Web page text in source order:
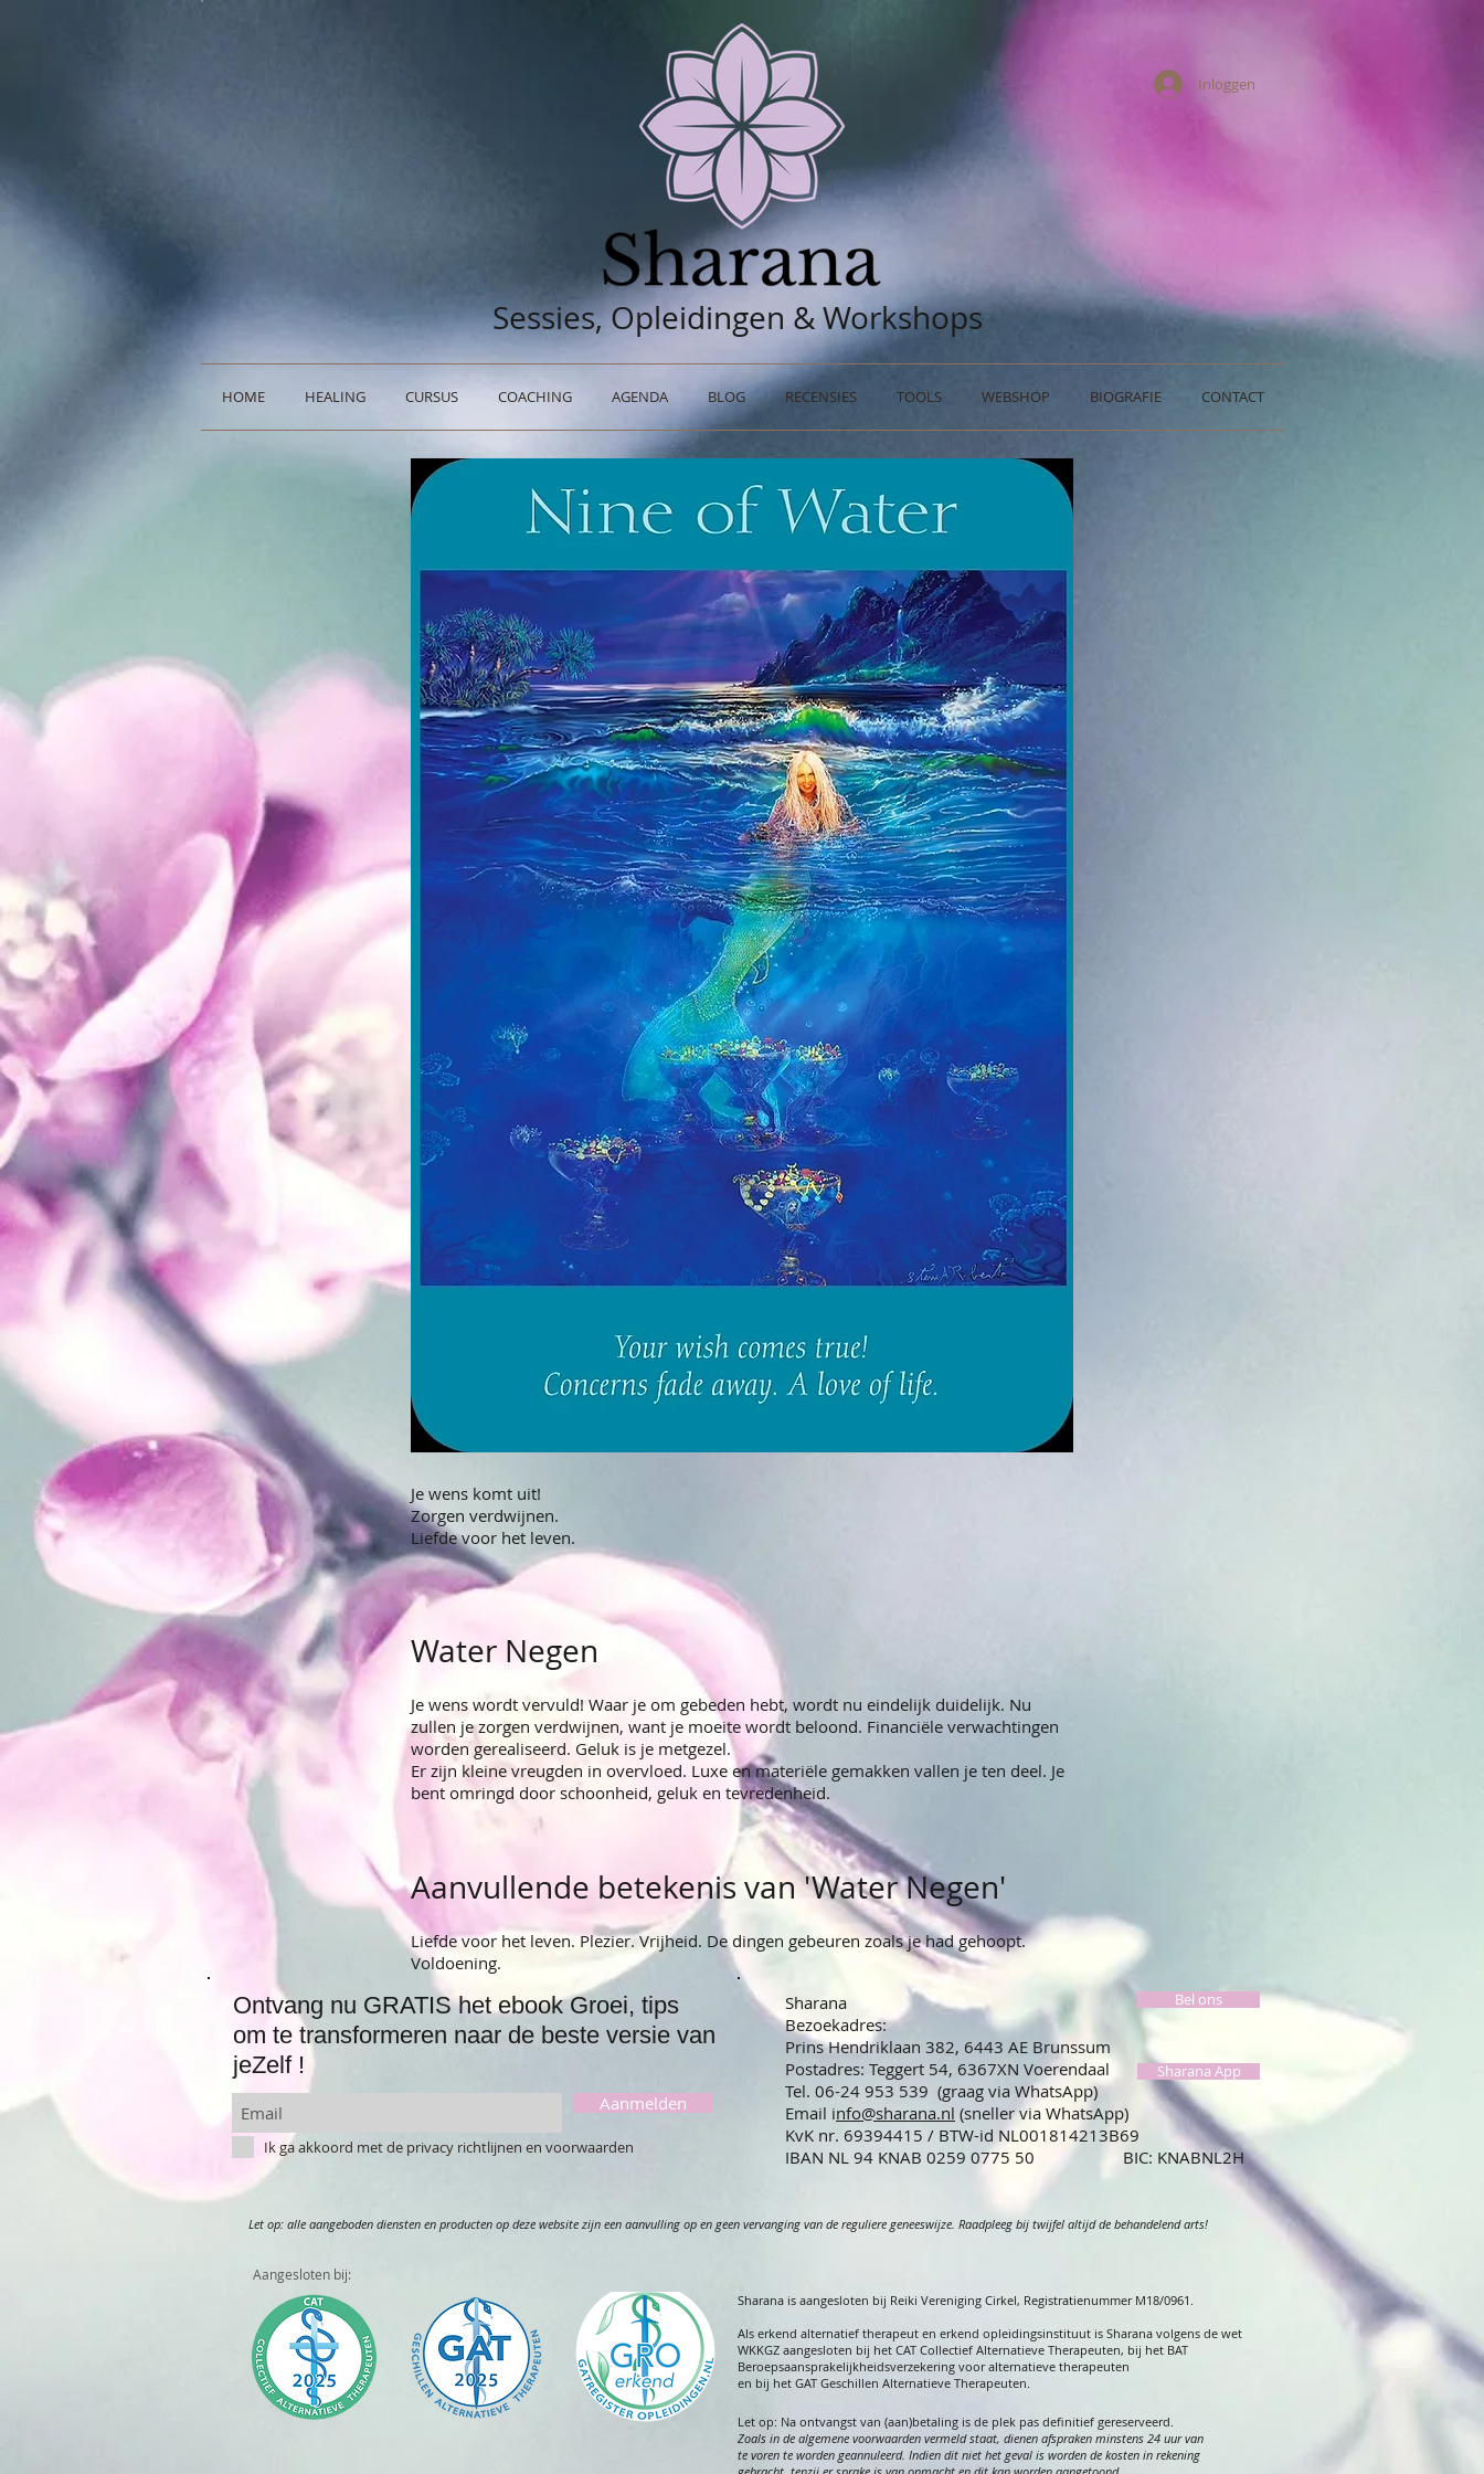
Sessies, Opleidingen & Workshops
HOME HEALING CURSUS COACHING AGENDA BLOG RECENSIES TOOLS WEBSHOP BIOGRAFIE CONTACT
Inloggen
Je wens komt uit!
Zorgen verdwijnen.
Liefde voor het leven.
Water Negen
Je wens wordt vervuld! Waar je om gebeden hebt, wordt nu eindelijk duidelijk. Nu
zullen je zorgen verdwijnen, want je moeite wordt beloond. Financiële verwachtingen
worden gerealiseerd. Geluk is je metgezel.
Er zijn kleine vreugden in overvloed. Luxe en materiële gemakken vallen je ten deel. Je
bent omringd door schoonheid, geluk en tevredenheid.
Aanvullende betekenis van 'Water Negen'
Liefde voor het leven. Plezier. Vrijheid. De dingen gebeuren zoals je had gehoopt.
Voldoening.
Ontvang nu GRATIS het ebook Groei, tips
om te transformeren naar de beste versie van
jeZelf !
Aanmelden
Ik ga akkoord met de privacy richtlijnen en voorwaarden
Sharana
Bezoekadres:
Prins Hendriklaan 382, 6443 AE Brunssum
Postadres: Teggert 54, 6367XN Voerendaal
Tel. 06-24 953 539 (graag via WhatsApp)
Email info@sharana.nl (sneller via WhatsApp)
KvK nr. 69394415 / BTW-id NL001814213B69
IBAN NL 94 KNAB 0259 0775 50 BIC: KNABNL2H
Bel ons
Sharana App
Let op: alle aangeboden diensten en producten op deze website zijn een aanvulling op en geen vervanging van de reguliere geneeswijze. Raadpleeg bij twijfel altijd de behandelend arts!
Aangesloten bij:
Sharana is aangesloten bij Reiki Vereniging Cirkel, Registratienummer M18/0961.
Als erkend alternatief therapeut en erkend opleidingsinstituut is Sharana volgens de wet
WKKGZ aangesloten bij het CAT Collectief Alternatieve Therapeuten, bij het BAT
Beroepsaansprakelijkheidsverzekering voor alternatieve therapeuten
en bij het GAT Geschillen Alternatieve Therapeuten.
Let op: Na ontvangst van (aan)betaling is de plek pas definitief gereserveerd.
Zoals in de algemene voorwaarden vermeld staat, dienen afspraken minstens 24 uur van
te voren te worden geannuleerd. Indien dit niet het geval is worden de kosten in rekening